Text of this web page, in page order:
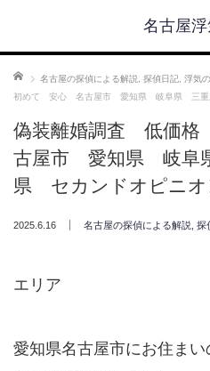
名古屋浮
ホーム 名古屋の探偵による解説 探偵日記 浮気
初めて 安心 名古屋市 愛知県 岐阜県 三重
偽装離婚調査 低価
古屋市 愛知県 岐
県 セカンドオピニオ
2025.6.16 名古屋の探偵による解説 探
エリア
愛知県名古屋市にお住ま